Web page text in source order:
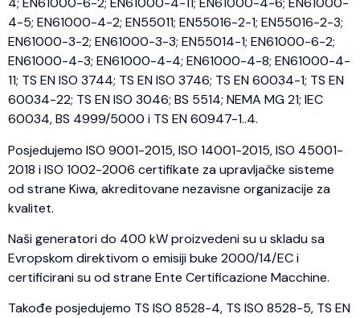
4-5; EN61000-4-2; EN55011; EN55016-2-1; EN55016-2-3;
EN61000-3-2; EN61000-3-3; EN55014-1; EN61000-6-2;
EN61000-4-3; EN61000-4-4; EN61000-4-8; EN61000-4-
11; TS EN ISO 3744; TS EN ISO 3746; TS EN 60034-1; TS EN
60034-22; TS EN ISO 3046; BS 5514; NEMA MG 21; IEC
60034, BS 4999/5000 i TS EN 60947-1..4.
Posjedujemo ISO 9001-2015, ISO 14001-2015, ISO 45001-
2018 i ISO 1002-2006 certifikate za upravljačke sisteme
od strane Kiwa, akreditovane nezavisne organizacije za
kvalitet.
Naši generatori do 400 kW proizvedeni su u skladu sa
Evropskom direktivom o emisiji buke 2000/14/EC i
certificirani su od strane Ente Certificazione Macchine.
Takođe posjedujemo TS ISO 8528-4, TS ISO 8528-5, TS EN